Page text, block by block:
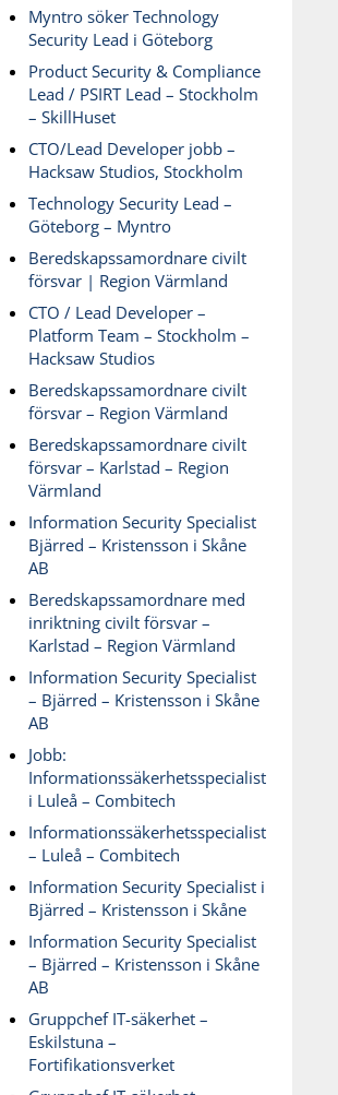
Myntro söker Technology
Security Lead i Göteborg
Product Security & Compliance
Lead / PSIRT Lead – Stockholm
– SkillHuset
CTO/Lead Developer jobb –
Hacksaw Studios, Stockholm
Technology Security Lead –
Göteborg – Myntro
Beredskapssamordnare civilt
försvar | Region Värmland
CTO / Lead Developer –
Platform Team – Stockholm –
Hacksaw Studios
Beredskapssamordnare civilt
försvar – Region Värmland
Beredskapssamordnare civilt
försvar – Karlstad – Region
Värmland
Information Security Specialist
Bjärred – Kristensson i Skåne
AB
Beredskapssamordnare med
inriktning civilt försvar –
Karlstad – Region Värmland
Information Security Specialist
– Bjärred – Kristensson i Skåne
AB
Jobb:
Informationssäkerhetsspecialist
i Luleå – Combitech
Informationssäkerhetsspecialist
– Luleå – Combitech
Information Security Specialist i
Bjärred – Kristensson i Skåne
Information Security Specialist
– Bjärred – Kristensson i Skåne
AB
Gruppchef IT-säkerhet –
Eskilstuna –
Fortifikationsverket